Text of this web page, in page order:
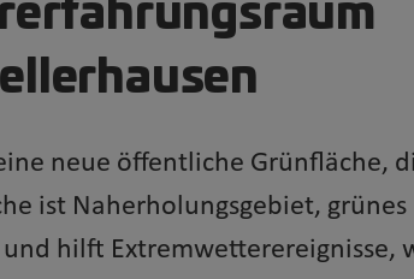
neue öffentliche Grünfläche,
ist Naherholungsgebiet, grünes
und hilft Extremwetterereignisse,